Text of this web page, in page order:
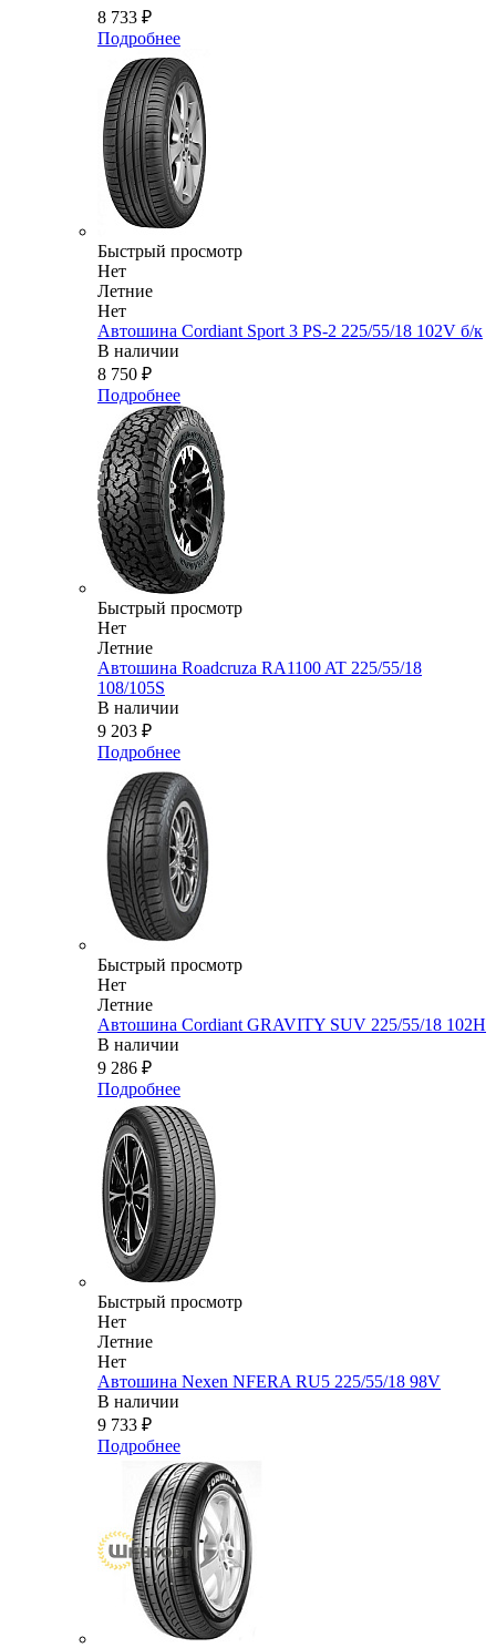
8 733 ₽
Подробнее
Быстрый просмотр
Нет
Летние
Нет
Автошина Cordiant Sport 3 PS-2 225/55/18 102V б/к
В наличии
8 750 ₽
Подробнее
Быстрый просмотр
Нет
Летние
Автошина Roadcruza RA1100 AT 225/55/18
108/105S
В наличии
9 203 ₽
Подробнее
Быстрый просмотр
Нет
Летние
Автошина Cordiant GRAVITY SUV 225/55/18 102H
В наличии
9 286 ₽
Подробнее
Быстрый просмотр
Нет
Летние
Нет
Автошина Nexen NFERA RU5 225/55/18 98V
В наличии
9 733 ₽
Подробнее